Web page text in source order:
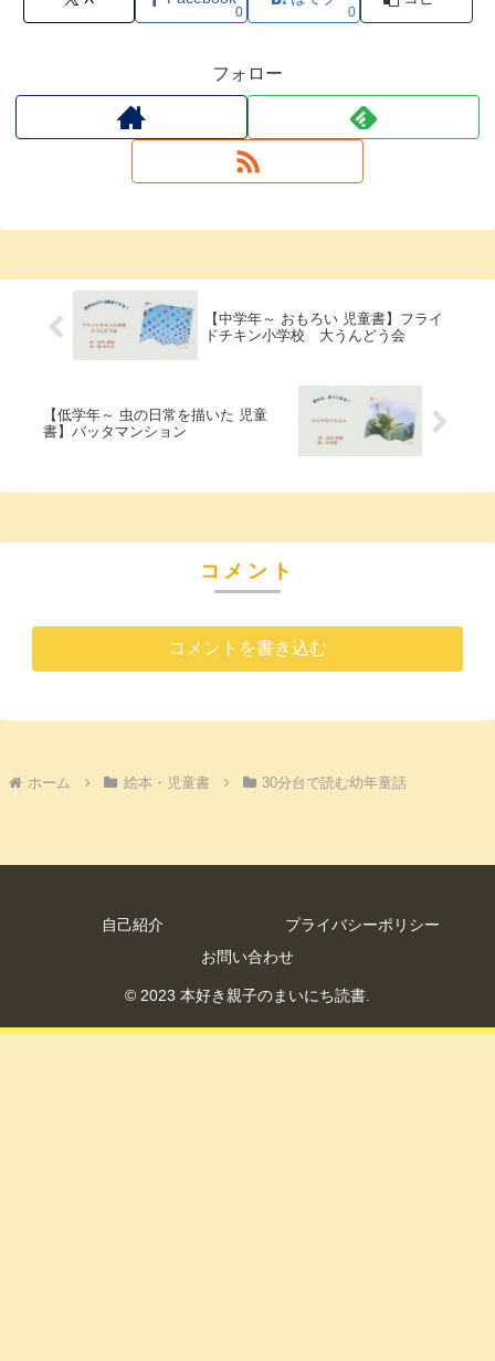
0 0
フォロー
【中学年～ おもろい 児童書】フライ
ドチキン小学校 大うんどう会
【低学年～ 虫の日常を描いた 児童
書】バッタマンション
コメント
コメントを書き込む
ホーム 絵本・児童書 30分台で読む幼年童話
自己紹介
プライバシーポリシー
お問い合わせ
© 2023 本好き親子のまいにち読書.